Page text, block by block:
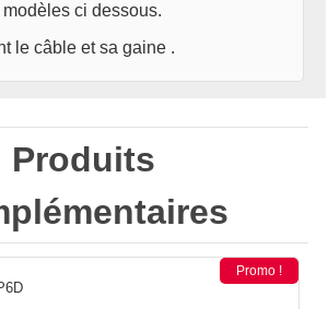
ci dessous.
le câble et sa gaine .
Produits
Promo !